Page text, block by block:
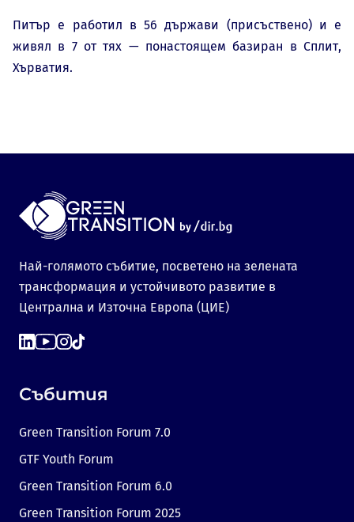
Питър е работил в 56 държави (присъствено) и е
живял в 7 от тях — понастоящем базиран в Сплит,
Хърватия.
Най-голямото събитие, посветено на зелената
трансформация и устойчивото развитие в
Централна и Източна Европа (ЦИЕ)
Събития
Green Transition Forum 7.0
GTF Youth Forum
Green Transition Forum 6.0
Green Transition Forum 2025